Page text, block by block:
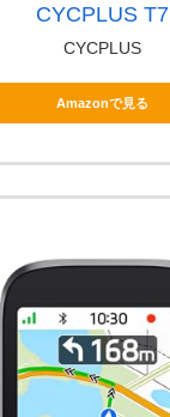
CYCPLUS T7
CYCPLUS
Amazonで見る